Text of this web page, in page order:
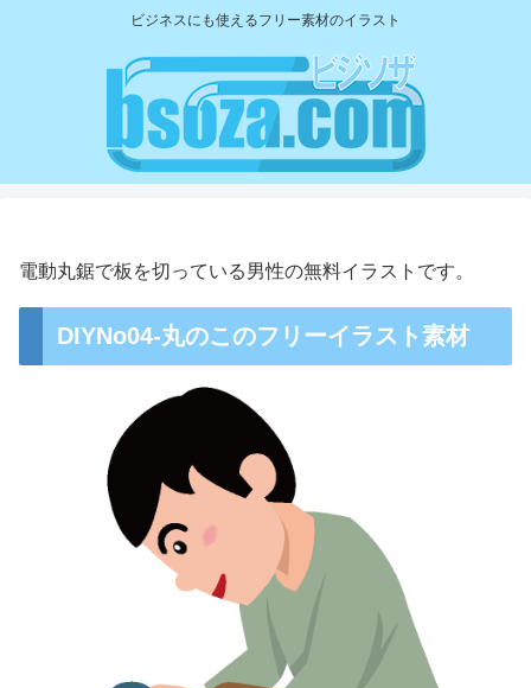
ビジネスにも使えるフリー素材のイラスト
電動丸鋸で板を切っている男性の無料イラストです。
DIYNo04-丸のこのフリーイラスト素材